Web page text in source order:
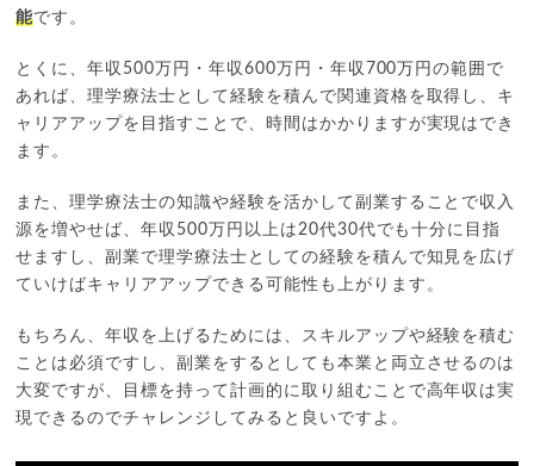
能です。
とくに、年収500万円・年収600万円・年収700万円の範囲で
あれば、理学療法士として経験を積んで関連資格を取得し、キ
ャリアアップを目指すことで、時間はかかりますが実現はでき
ます。
また、理学療法士の知識や経験を活かして副業することで収入
源を増やせば、年収500万円以上は20代30代でも十分に目指
せますし、副業で理学療法士としての経験を積んで知見を広げ
ていけばキャリアアップできる可能性も上がります。
もちろん、年収を上げるためには、スキルアップや経験を積む
ことは必須ですし、副業をするとしても本業と両立させるのは
大変ですが、目標を持って計画的に取り組むことで高年収は実
現できるのでチャレンジしてみると良いですよ。